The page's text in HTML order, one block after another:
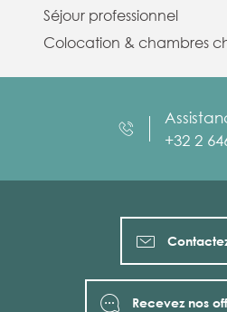
Séjour professionnel
Colocation & chambres
+32 2
Recevez nos